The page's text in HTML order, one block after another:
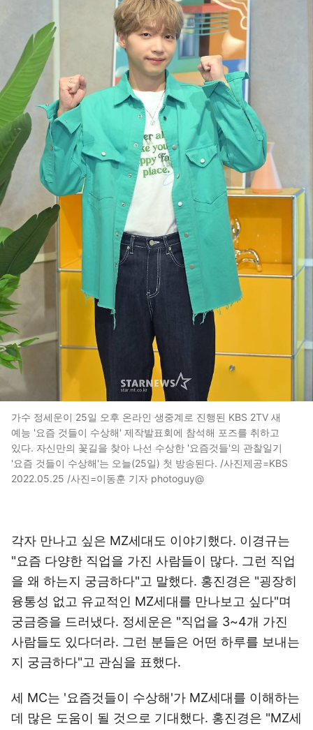
가수 정세운이 25일 오후 온라인 생중계로 진행된 KBS 2TV 새
예능 '요즘 것들이 수상해' 제작발표회에 참석해 포즈를 취하고
있다. 자신만의 꽃길을 찾아 나선 수상한 '요즘것들'의 관찰일기
'요즘 것들이 수상해'는 오늘(25일) 첫 방송된다. /사진제공=KBS
2022.05.25 /사진=이동훈 기자 photoguy@
각자 만나고 싶은 MZ세대도 이야기했다. 이경규는
"요즘 다양한 직업을 가진 사람들이 많다. 그런 직업
을 왜 하는지 궁금하다"고 말했다. 홍진경은 "굉장히
융통성 없고 유교적인 MZ세대를 만나보고 싶다"며
궁금증을 드러냈다. 정세운은 "직업을 3~4개 가진
사람들도 있다더라. 그런 분들은 어떤 하루를 보내는
지 궁금하다"고 관심을 표했다.
세 MC는 '요즘것들이 수상해'가 MZ세대를 이해하는
데 많은 도움이 될 것으로 기대했다. 홍진경은 "MZ세